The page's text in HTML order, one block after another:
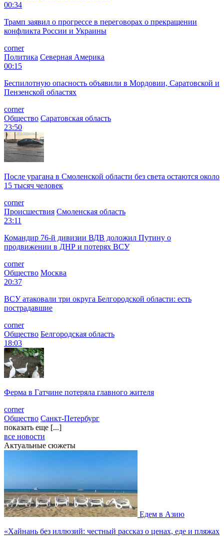
00:34
Трамп заявил о прогрессе в переговорах о прекращении
конфликта России и Украины
corner
Политика Северная Америка
00:15
Беспилотную опасность объявили в Мордовии, Саратовской и
Пензенской областях
corner
Общество Саратовская область
23:50
После урагана в Смоленской области без света остаются около
15 тысяч человек
corner
Происшествия Смоленская область
23:11
Командир 76-й дивизии ВДВ доложил Путину о
продвижении в ДНР и потерях ВСУ
corner
Общество Москва
20:37
ВСУ атаковали три округа Белгородской области: есть
пострадавшие
corner
Общество Белгородская область
18:03
Ферма в Гатчине потеряла главного жителя
corner
Общество Санкт-Петербург
показать еще [...]
все новости
Актуальные сюжеты
Едем в Азию
«Хайнань без иллюзий: честный рассказ о ценах, еде и пляжах